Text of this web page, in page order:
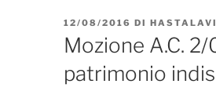
PUBBLICATO
IL
12/08/2016 DI
Mozione A.C.
patrimonio